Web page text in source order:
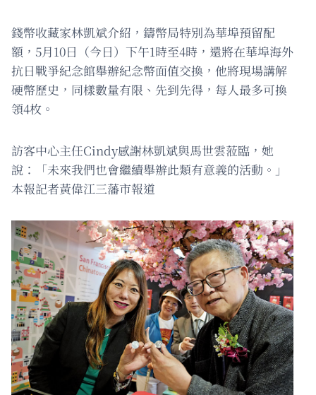
錢幣收藏家林凱斌介紹，鑄幣局特別為華埠預留配
額，5月10日（今日）下午1時至4時，還將在華埠海外
抗日戰爭紀念館舉辦紀念幣面值交換，他將現場講解
硬幣歷史，同樣數量有限、先到先得，每人最多可換
領4枚。
訪客中心主任Cindy感謝林凱斌與馬世雲蒞臨，她
說：「未來我們也會繼續舉辦此類有意義的活動。」
本報記者黃偉江三藩市報道